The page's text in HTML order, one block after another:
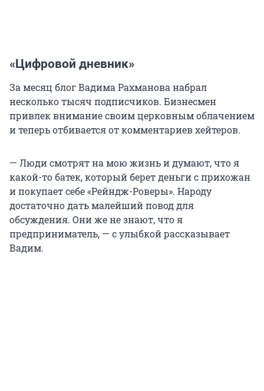
«Цифровой дневник»
За месяц блог Вадима Рахманова набрал
несколько тысяч подписчиков. Бизнесмен
привлек внимание своим церковным облачением
и теперь отбивается от комментариев хейтеров.
— Люди смотрят на мою жизнь и думают, что я
какой-то батек, который берет деньги с прихожан
и покупает себе «Рейндж-Роверы». Народу
достаточно дать малейший повод для
обсуждения. Они же не знают, что я
предприниматель, — с улыбкой рассказывает
Вадим.